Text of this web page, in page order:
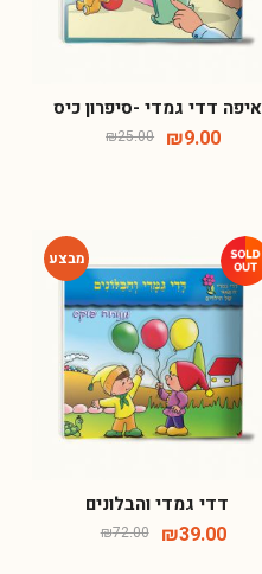
איפה דדי גמדי -סיפרון כיס
₪25.00 ₪9.00
-46%
דדי גמדי והבלונים
₪72.00 ₪39.00